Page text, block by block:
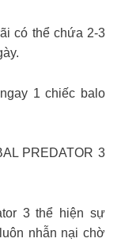
có thể chứa 2-3
1 chiếc balo
PREDATOR 3
3 thể hiện sự
nhẫn nại chờ